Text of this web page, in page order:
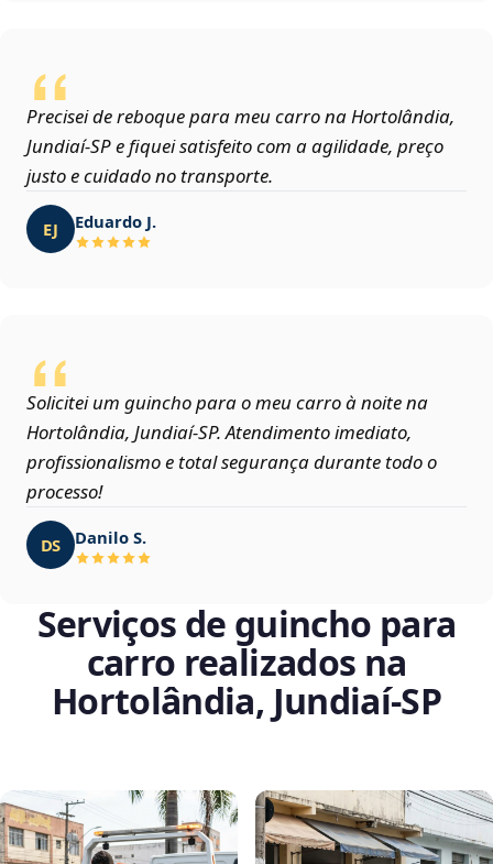
Precisei de reboque para meu carro na Hortolândia,
Jundiaí‑SP e fiquei satisfeito com a agilidade, preço
justo e cuidado no transporte.
EJ Eduardo J.
Solicitei um guincho para o meu carro à noite na
Hortolândia, Jundiaí‑SP. Atendimento imediato,
profissionalismo e total segurança durante todo o
processo!
DS Danilo S.
Serviços de guincho para
carro realizados na
Hortolândia, Jundiaí‑SP